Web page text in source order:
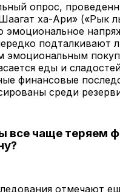
опрос,
ха-Ари» («Рык
эмоциональное
подталкивают
эмоциональным
еды и
финансовые
среди
все чаще теряем
отмечают